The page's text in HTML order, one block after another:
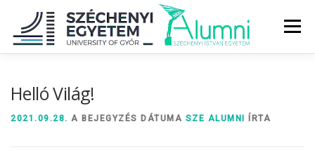
tartalomhoz
Menü
Helló Világ!
2021.09.28. A BEJEGYZÉS DÁTUMA SZE ALUMNI ÍRTA